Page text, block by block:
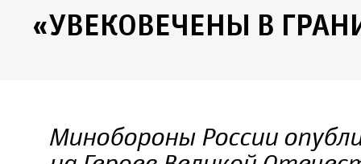
«УВЕКОВЕЧЕНЫ В
Минобороны России